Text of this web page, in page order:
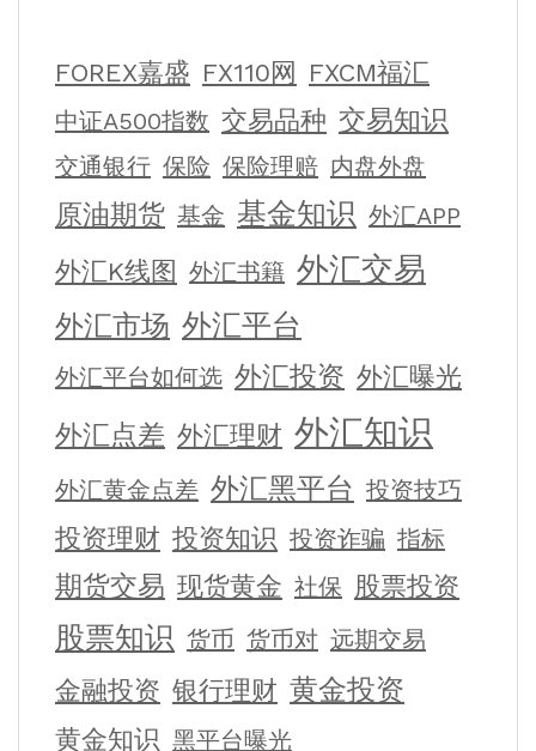
FOREX嘉盛 FX110网 FXCM福汇
中证A500指数 交易品种 交易知识
交通银行 保险 保险理赔 内盘外盘
原油期货 基金 基金知识 外汇APP
外汇K线图 外汇书籍 外汇交易
外汇市场 外汇平台
外汇平台如何选 外汇投资 外汇曝光
外汇点差 外汇理财 外汇知识
外汇黄金点差 外汇黑平台 投资技巧
投资理财 投资知识 投资诈骗 指标
期货交易 现货黄金 社保 股票投资
股票知识 货币 货币对 远期交易
金融投资 银行理财 黄金投资
黄金知识 黑平台曝光